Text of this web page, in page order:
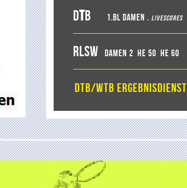
DTB 1.BL Damen . LiveScores
RLSW Damen 2 He 50 He 60
DTB/WTB Ergebnisdienst